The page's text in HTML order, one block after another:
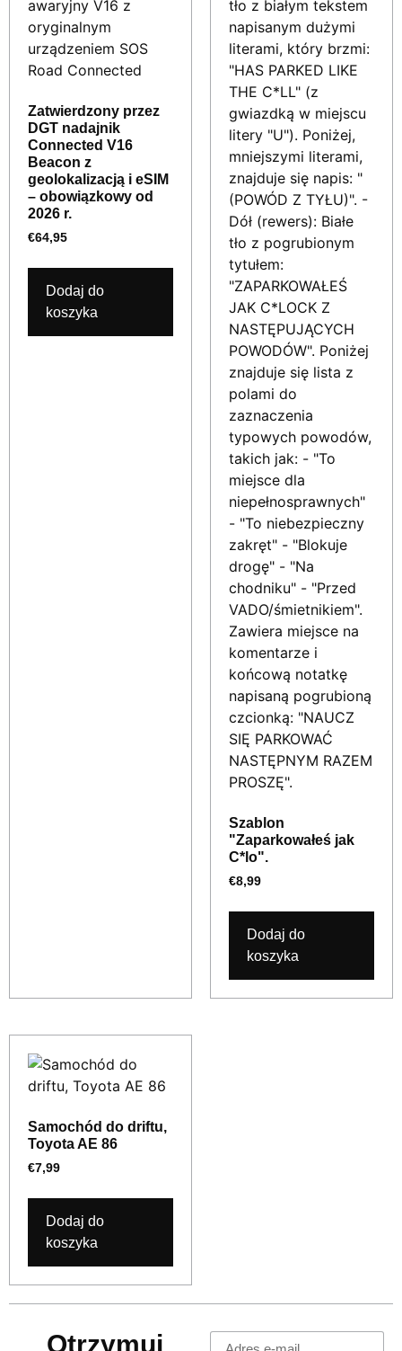
Zatwierdzony przez
DGT nadajnik
Connected V16
Beacon z
geolokalizacją i eSIM
– obowiązkowy od
2026 r.
€64,95
Dodaj do
koszyka
Szablon
"Zaparkowałeś jak
C*lo".
€8,99
Dodaj do
koszyka
Samochód do driftu,
Toyota AE 86
€7,99
Dodaj do
koszyka
Otrzymuj